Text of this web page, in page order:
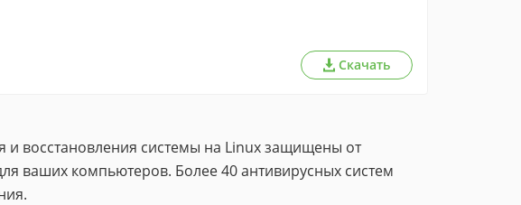
Скачать
восстановления системы на Linux защищены от
ваших компьютеров. Более 40 антивирусных систем